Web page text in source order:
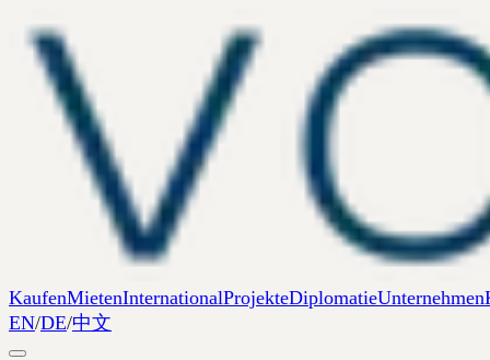
KaufenMietenInternationalProjekteDiplomatieUnternehmen
EN/DE/中文